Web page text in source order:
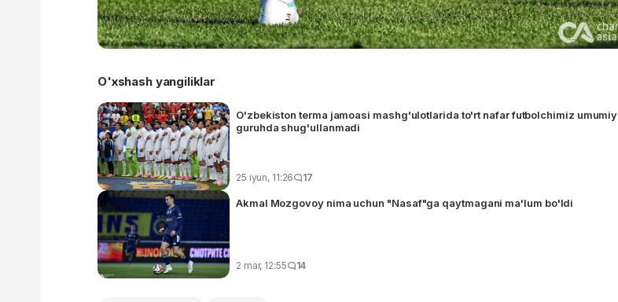
O'xshash yangiliklar
O'zbekiston terma jamoasi mashg'ulotlarida to'rt nafar futbolchimiz umumiy
guruhda shug'ullanmadi
25 iyun, 11:26 17
Akmal Mozgovoy nima uchun "Nasaf"ga qaytmagani ma'lum bo'ldi
2 mar, 12:55 14